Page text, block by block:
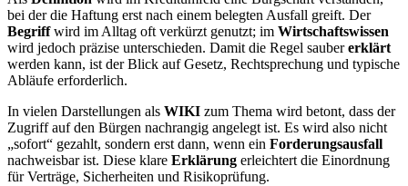
bei der die Haftung erst nach einem belegten Ausfall greift. Der
Begriffwird im Alltag oft verkürzt genutzt; im Wirtschaftswissen
wird jedoch präzise unterschieden. Damit die Regel saubererklärt
werden kann, ist der Blick auf Gesetz, Rechtsprechung und typische
Abläufe erforderlich.
In vielen Darstellungen als WIKI zum Thema wird betont, dass der
Zugriff auf den Bürgen nachrangig angelegt ist. Es wird also nicht
„sofort“ gezahlt, sondern erst dann, wenn ein Forderungsausfall
nachweisbar ist. Diese klare Erklärung erleichtert die Einordnung
für Verträge, Sicherheiten und Risikoprüfung.